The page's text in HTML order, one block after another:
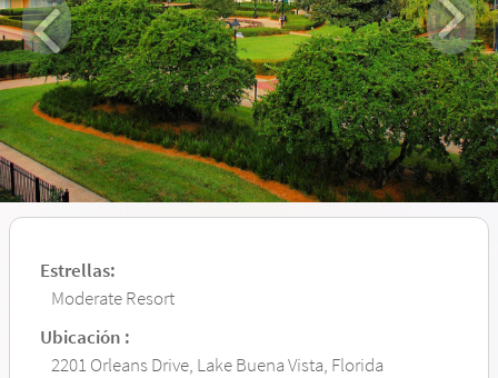
Estrellas:
Moderate Resort
Ubicación :
2201 Orleans Drive, Lake Buena Vista, Florida